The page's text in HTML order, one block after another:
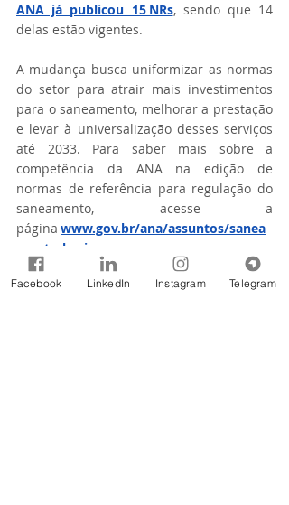
ANA já publicou 15 NRs, sendo que 14
delas estão vigentes.
A mudança busca uniformizar as normas
do setor para atrair mais investimentos
para o saneamento, melhorar a prestação
e levar à universalização desses serviços
até 2033. Para saber mais sobre a
competência da ANA na edição de
normas de referência para regulação do
saneamento, acesse a
página www.gov.br/ana/assuntos/sanea
mento-basico
Fonte: Agência Nacional de Águas e
Facebook LinkedIn Instagram Telegram